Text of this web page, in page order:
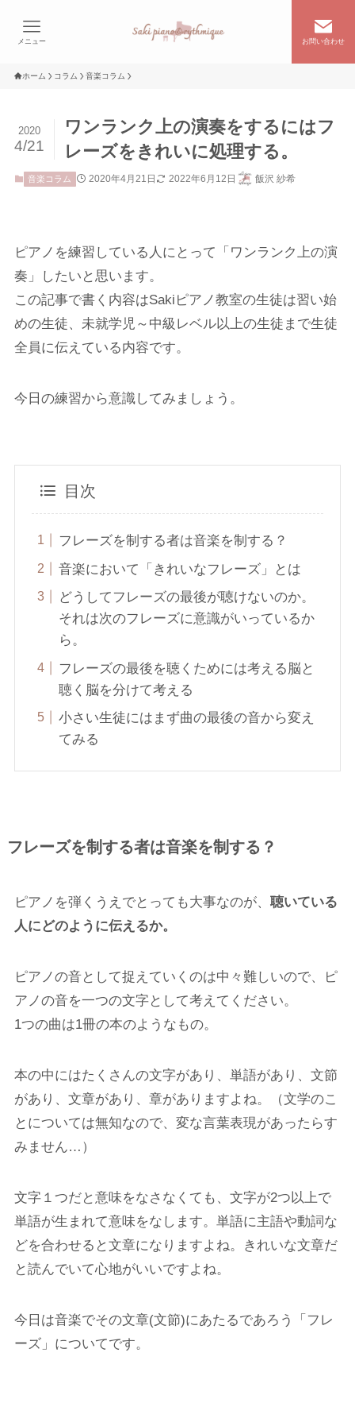
お問い合わせ
メニュー
ホーム コラム 音楽コラム
ワンランク上の演奏をするにはフ
レーズをきれいに処理する。
2020
4/21
音楽コラム 2020年4月21日 2022年6月12日 飯沢 紗希
ピアノを練習している人にとって「ワンランク上の演
奏」したいと思います。
この記事で書く内容はSakiピアノ教室の生徒は習い始
めの生徒、未就学児～中級レベル以上の生徒まで生徒
全員に伝えている内容です。
今日の練習から意識してみましょう。
目次
フレーズを制する者は音楽を制する？
音楽において「きれいなフレーズ」とは
どうしてフレーズの最後が聴けないのか。
それは次のフレーズに意識がいっているか
ら。
フレーズの最後を聴くためには考える脳と
聴く脳を分けて考える
小さい生徒にはまず曲の最後の音から変え
てみる
フレーズを制する者は音楽を制する？
ピアノを弾くうえでとっても大事なのが、 聴いている
人にどのように伝えるか。
ピアノの音として捉えていくのは中々難しいので、ピ
アノの音を一つの文字として考えてください。
1つの曲は1冊の本のようなもの。
本の中にはたくさんの文字があり、単語があり、文節
があり、文章があり、章がありますよね。（文学のこ
とについては無知なので、変な言葉表現があったらす
みません…）
文字１つだと意味をなさなくても、文字が2つ以上で
単語が生まれて意味をなします。単語に主語や動詞な
どを合わせると文章になりますよね。きれいな文章だ
と読んでいて心地がいいですよね。
今日は音楽でその文章(文節)にあたるであろう「フレ
ーズ」についてです。